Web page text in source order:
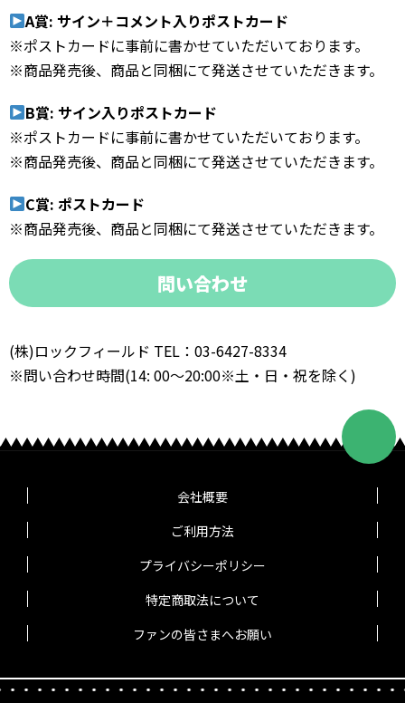
A賞: サイン＋コメント入りポストカード
※ポストカードに事前に書かせていただいております。
※商品発売後、商品と同梱にて発送させていただきます。
B賞: サイン入りポストカード
※ポストカードに事前に書かせていただいております。
※商品発売後、商品と同梱にて発送させていただきます。
C賞: ポストカード
※商品発売後、商品と同梱にて発送させていただきます。
問い合わせ
(株)ロックフィールド TEL：03-6427-8334
※問い合わせ時間(14: 00～20:00※土・日・祝を除く)
会社概要
ご利用方法
プライバシーポリシー
特定商取法について
ファンの皆さまへお願い